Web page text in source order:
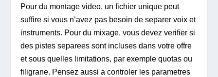
Pour du montage video, un fichier unique peut
suffire si vous n’avez pas besoin de separer voix et
instruments. Pour du mixage, vous devez verifier si
des pistes separees sont incluses dans votre offre
et sous quelles limitations, par exemple quotas ou
filigrane. Pensez aussi a controler les parametres